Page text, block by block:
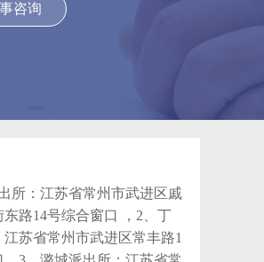
咨询
所：江苏省常州市武进区戚
路14号综合窗口 ，2、丁
苏省常州市武进区常丰路1